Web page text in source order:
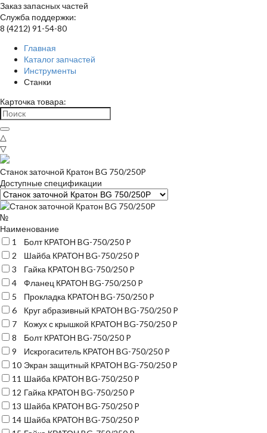
Заказ запасных частей
Служба поддержки:
8 (4212) 91-54-80
Главная
Каталог запчастей
Инструменты
Станки
Карточка товара:
△
▽
Станок заточной Кратон BG 750/250P
Доступные спецификации
№
Наименование
1
Болт КРАТОН BG-750/250 P
2
Шайба КРАТОН BG-750/250 P
3
Гайка КРАТОН BG-750/250 P
4
Фланец КРАТОН BG-750/250 P
5
Прокладка КРАТОН BG-750/250 P
6
Круг абразивный КРАТОН BG-750/250 P
7
Кожух с крышкой КРАТОН BG-750/250 P
8
Болт КРАТОН BG-750/250 P
9
Искрогаситель КРАТОН BG-750/250 P
10 Экран защитный КРАТОН BG-750/250 P
11 Шайба КРАТОН BG-750/250 P
12 Гайка КРАТОН BG-750/250 P
13 Шайба КРАТОН BG-750/250 P
14 Шайба КРАТОН BG-750/250 P